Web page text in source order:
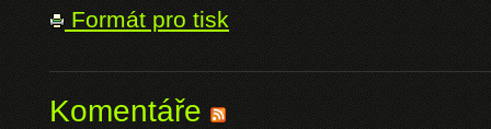
Formát pro tisk
Komentáře